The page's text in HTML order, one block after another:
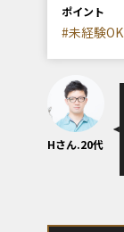
ポイント
#未経験OK
Hさん.20代